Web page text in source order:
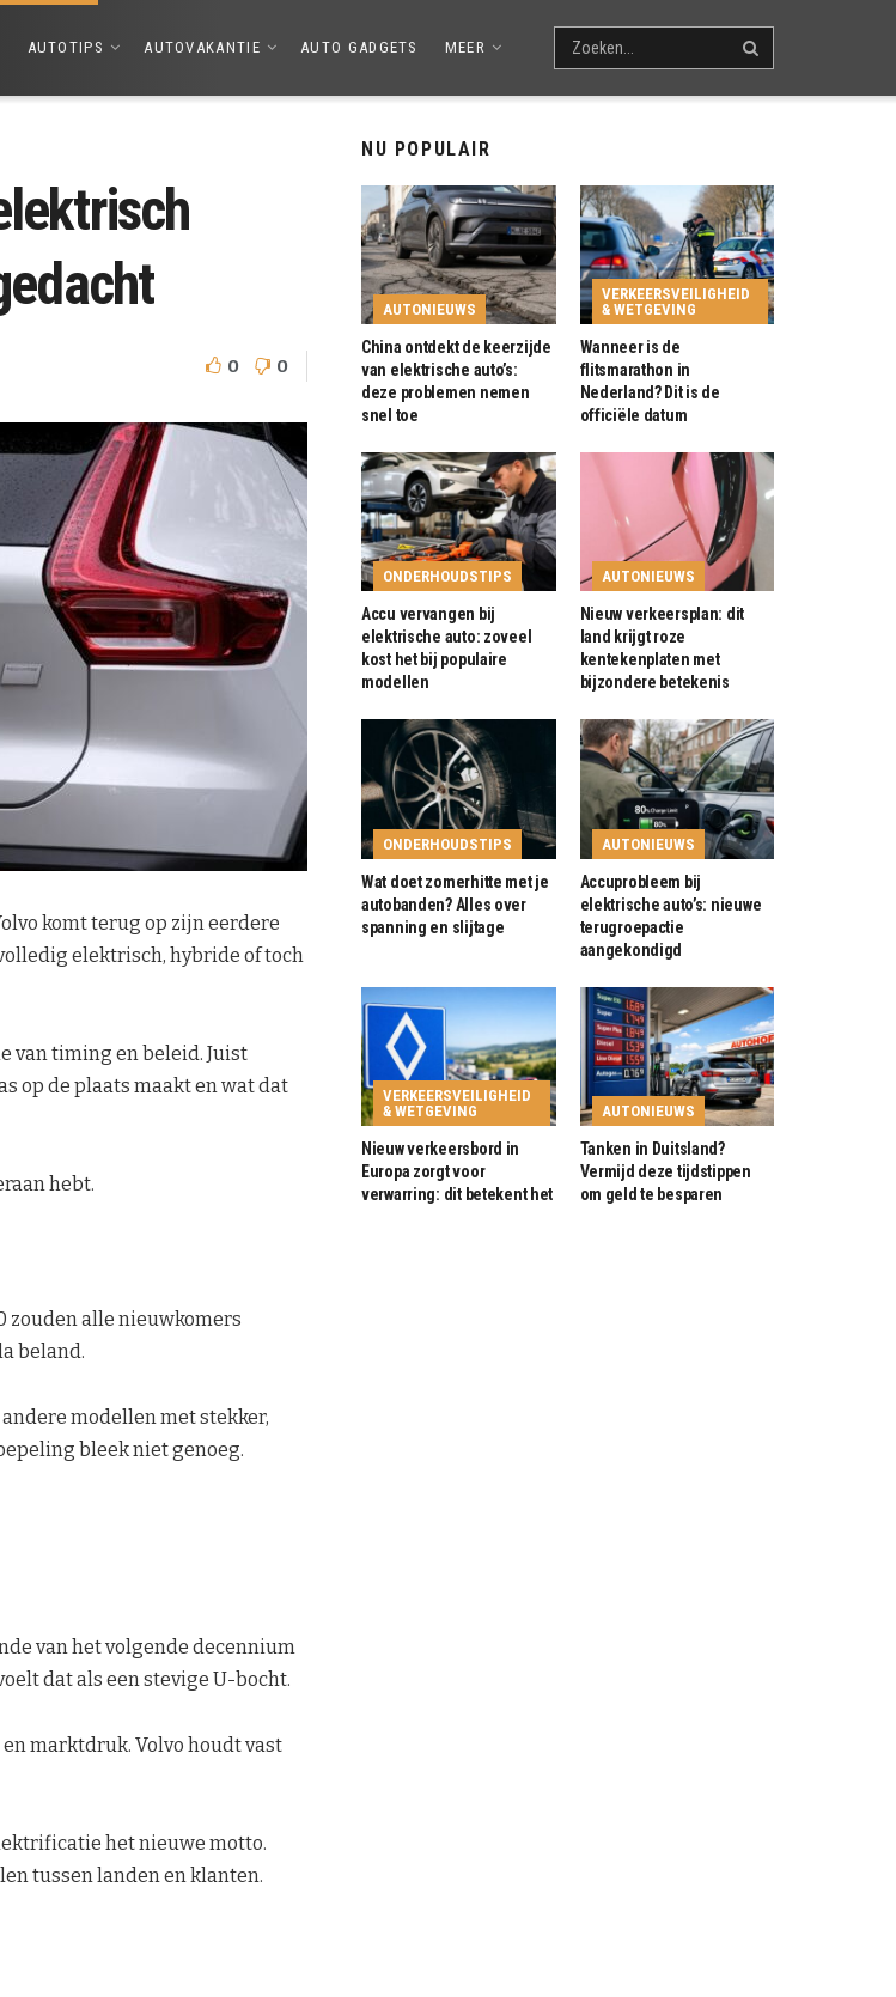
AUTOTIPS AUTOVAKANTIE AUTO GADGETS MEER
0 0
komt terug op zijn eerdere
elektrisch, hybride of toch
van timing en beleid. Juist
op de plaats maakt en wat dat
hebt.
zouden alle nieuwkomers
beland.
modellen met stekker,
bleek niet genoeg.
van het volgende decennium
dat als een stevige U-bocht.
marktdruk. Volvo houdt vast
het nieuwe motto.
tussen landen en klanten.
NU POPULAIR
AUTONIEUWS
China ontdekt de keerzijde
van elektrische auto’s:
deze problemen nemen
snel toe
VERKEERSVEILIGHEID
& WETGEVING
Wanneer is de
flitsmarathon in
Nederland? Dit is de
officiële datum
ONDERHOUDSTIPS
Accu vervangen bij
elektrische auto: zoveel
kost het bij populaire
modellen
AUTONIEUWS
Nieuw verkeersplan: dit
land krijgt roze
kentekenplaten met
bijzondere betekenis
ONDERHOUDSTIPS
Wat doet zomerhitte met je
autobanden? Alles over
spanning en slijtage
AUTONIEUWS
Accuprobleem bij
elektrische auto’s: nieuwe
terugroepactie
aangekondigd
VERKEERSVEILIGHEID
& WETGEVING
Nieuw verkeersbord in
Europa zorgt voor
verwarring: dit betekent het
AUTONIEUWS
Tanken in Duitsland?
Vermijd deze tijdstippen
om geld te besparen